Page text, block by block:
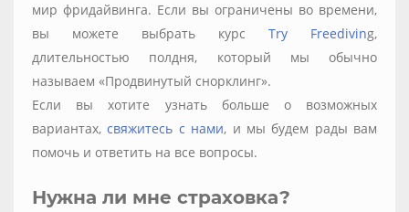
мир фридайвинга. Если вы ограничены во времени,
вы можете выбрать курс Try Freediving,
длительностью полдня, который мы обычно
называем «Продвинутый снорклинг».
Если вы хотите узнать больше о возможных
вариантах,свяжитесь с нами, и мы будем рады вам
помочь и ответить на все вопросы.
Нужна ли мне страховка?